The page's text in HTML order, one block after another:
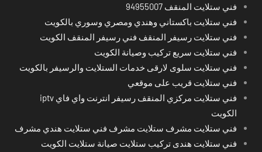
فني ستلايت المنقف 94955007
فني ستلايت باكستاني وهندي ومصري وسوري بالكويت
فني ستلايت رسيفر المنقف فني رسيفر المنقف الكويت
فني ستلايت سريع تركيب وصيانة الكويت
فني ستلايت سلوى لارقى خدمات الستلايت والرسيفر بالكويت
فني ستلايت قريب على موقعي
فني ستلايت مركزي المنقف رسيفر انترنت واي فاي iptv
الكويت
فني ستلايت مشرف ستلايت مشرف فني ستلايت هندي مشرف
فني ستلايت هندى تركيب ستلايت صيانة ستلايت الكويت